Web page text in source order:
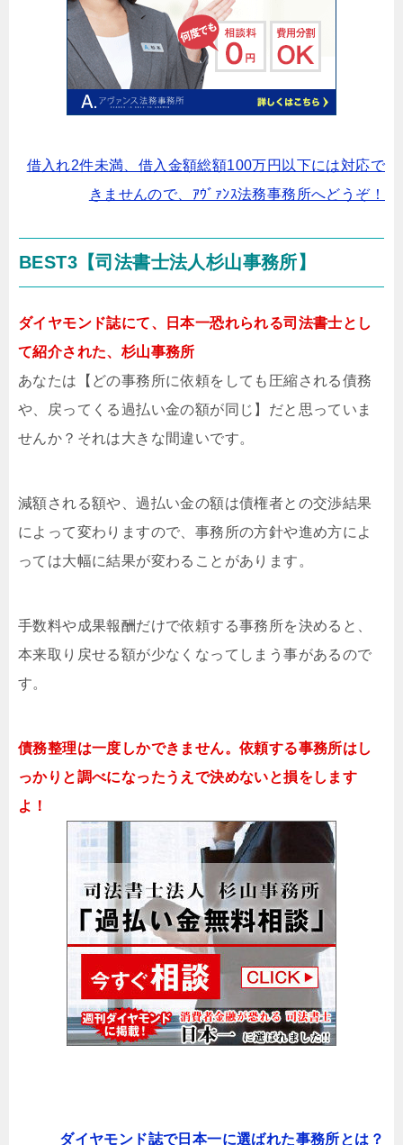
借入れ2件未満、借入金額総額100万円以下には対応で
きませんので、ｱｳﾞｧﾝｽ法務事務所へどうぞ！
BEST3【司法書士法人杉山事務所】
ダイヤモンド誌にて、日本一恐れられる司法書士とし
て紹介された、杉山事務所
あなたは【どの事務所に依頼をしても圧縮される債務
や、戻ってくる過払い金の額が同じ】だと思っていま
せんか？それは大きな間違いです。
減額される額や、過払い金の額は債権者との交渉結果
によって変わりますので、事務所の方針や進め方によ
っては大幅に結果が変わることがあります。
手数料や成果報酬だけで依頼する事務所を決めると、
本来取り戻せる額が少なくなってしまう事があるので
す。
債務整理は一度しかできません。依頼する事務所はし
っかりと調べになったうえで決めないと損をします
よ！
ダイヤモンド誌で日本一に選ばれた事務所とは？